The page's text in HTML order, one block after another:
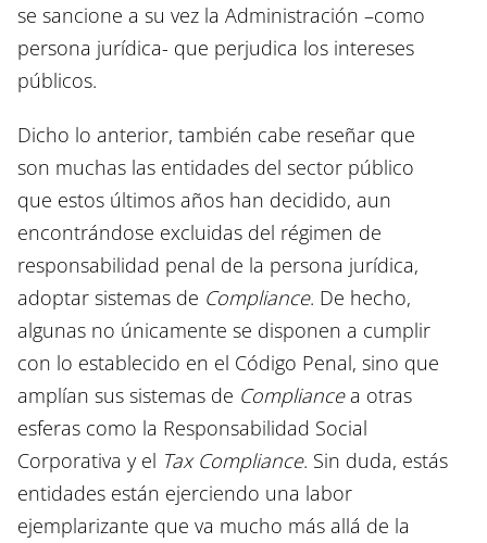
se sancione a su vez la Administración –como
persona jurídica- que perjudica los intereses
públicos.
Dicho lo anterior, también cabe reseñar que
son muchas las entidades del sector público
que estos últimos años han decidido, aun
encontrándose excluidas del régimen de
responsabilidad penal de la persona jurídica,
adoptar sistemas de Compliance. De hecho,
algunas no únicamente se disponen a cumplir
con lo establecido en el Código Penal, sino que
amplían sus sistemas de Compliancea otras
esferas como la Responsabilidad Social
Corporativa y el Tax Compliance. Sin duda, estás
entidades están ejerciendo una labor
ejemplarizante que va mucho más allá de la